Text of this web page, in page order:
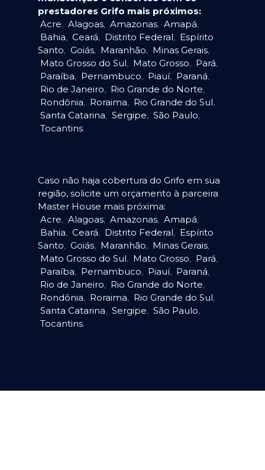
prestadores Grifo mais próximos:
Acre, Alagoas, Amazonas, Amapá,
Bahia, Ceará, Distrito Federal, Espírito
Santo, Goiás, Maranhão, Minas Gerais,
Mato Grosso do Sul, Mato Grosso, Pará,
Paraíba, Pernambuco, Piauí, Paraná,
Rio de Janeiro, Rio Grande do Norte,
Rondônia, Roraima, Rio Grande do Sul,
Santa Catarina, Sergipe, São Paulo,
Tocantins.
Caso não haja cobertura do Grifo em sua
região, solicite um orçamento à parceira
Master House mais próxima:
Acre, Alagoas, Amazonas, Amapá,
Bahia, Ceará, Distrito Federal, Espírito
Santo, Goiás, Maranhão, Minas Gerais,
Mato Grosso do Sul, Mato Grosso, Pará,
Paraíba, Pernambuco, Piauí, Paraná,
Rio de Janeiro, Rio Grande do Norte,
Rondônia, Roraima, Rio Grande do Sul,
Santa Catarina, Sergipe, São Paulo,
Tocantins.